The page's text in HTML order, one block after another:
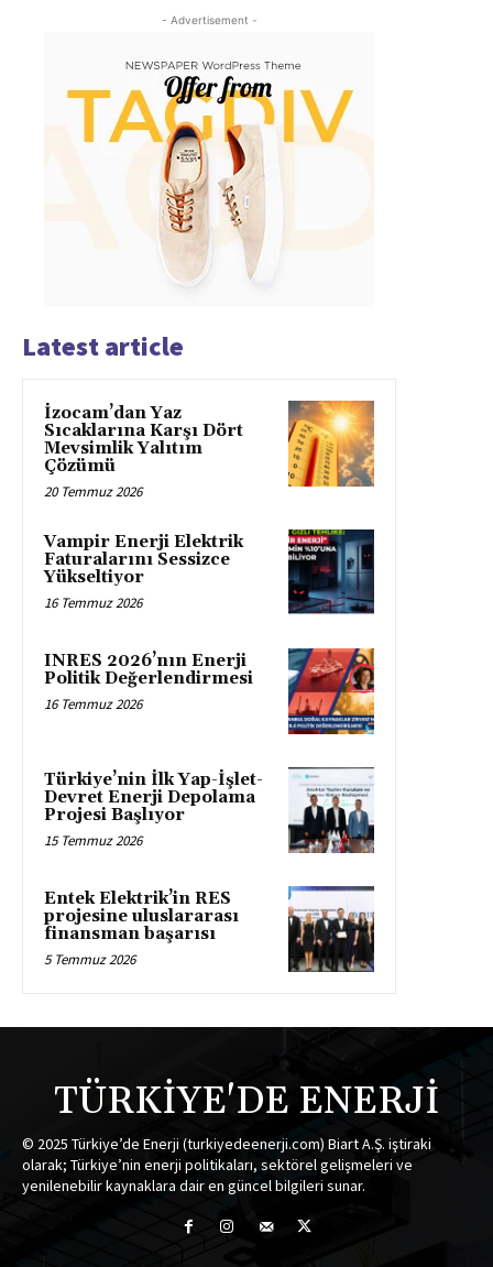
- Advertisement -
Latest article
İzocam’dan Yaz
Sıcaklarına Karşı Dört
Mevsimlik Yalıtım
Çözümü
20 Temmuz 2026
Vampir Enerji Elektrik
Faturalarını Sessizce
Yükseltiyor
16 Temmuz 2026
INRES 2026’nın Enerji
Politik Değerlendirmesi
16 Temmuz 2026
Türkiye’nin İlk Yap-İşlet-
Devret Enerji Depolama
Projesi Başlıyor
15 Temmuz 2026
Entek Elektrik’in RES
projesine uluslararası
finansman başarısı
5 Temmuz 2026
TÜRKİYE'DE ENERJİ
© 2025 Türkiye’de Enerji (turkiyedeenerji.com) Biart A.Ş. iştiraki
olarak; Türkiye’nin enerji politikaları, sektörel gelişmeleri ve
yenilenebilir kaynaklara dair en güncel bilgileri sunar.